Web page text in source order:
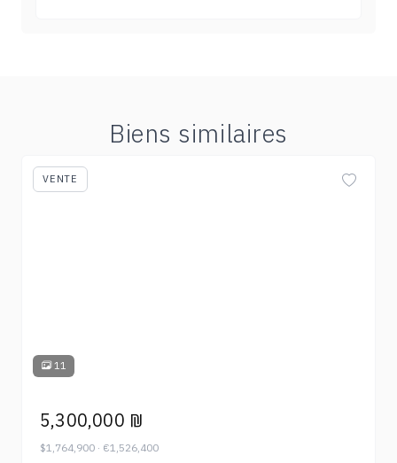
Biens similaires
VENTE
11
5,300,000 ₪
$1,764,900 · €1,526,400